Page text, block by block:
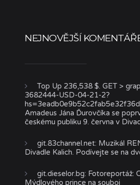
NEJNOVĚJŠÍ
Top Up 236,538 $. GET >
3682444-USD-04-21-2?
Amadeus Jána Ďurovčíka se
českému publiku 9. června v
git.83channel.net: Muzikál
Divadle Kalich. Podívejte se na
git.dieselor.bg: Fotoreportáž:
Mýdlového prince na souboj